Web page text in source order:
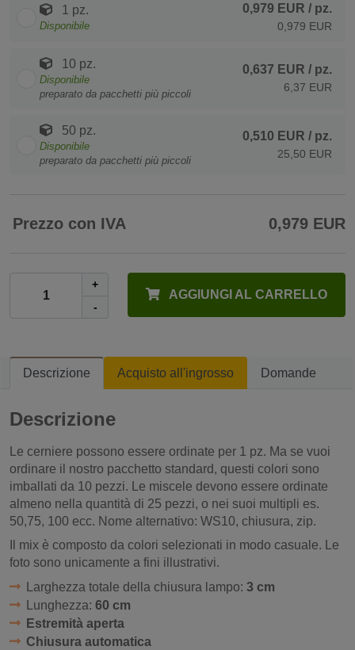
1 pz.
Disponibile
0,979 EUR / pz.
0,979 EUR
10 pz.
Disponibile
preparato da pacchetti più piccoli
0,637 EUR / pz.
6,37 EUR
50 pz.
Disponibile
preparato da pacchetti più piccoli
0,510 EUR / pz.
25,50 EUR
Prezzo con IVA 0,979 EUR
+
-
AGGIUNGI AL CARRELLO
Descrizione Acquisto all'ingrosso Domande
Descrizione
Le cerniere possono essere ordinate per 1 pz. Ma se vuoi
ordinare il nostro pacchetto standard, questi colori sono
imballati da 10 pezzi. Le miscele devono essere ordinate
almeno nella quantità di 25 pezzi, o nei suoi multipli es.
50,75, 100 ecc. Nome alternativo: WS10, chiusura, zip.
Il mix è composto da colori selezionati in modo casuale. Le
foto sono unicamente a fini illustrativi.
Larghezza totale della chiusura lampo: 3 cm
Lunghezza: 60 cm
Estremità aperta
Chiusura automatica